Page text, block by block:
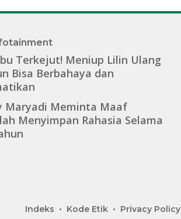
Terkejut! Meniup Lilin Ulang
Bisa Berbahaya dan
Maryadi Meminta Maaf
Menyimpan Rahasia Selama
Indeks Kode Etik Privacy Policy